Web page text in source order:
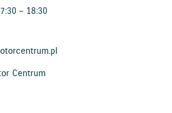
– 18:30
Centrum